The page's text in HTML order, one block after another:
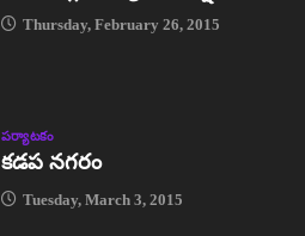
Thursday, February 26, 2015
పర్యాటకం
కడప నగరం
Tuesday, March 3, 2015